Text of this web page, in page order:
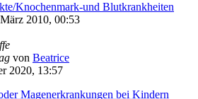
Knochenmark-und Blutkrankheiten
2010, 00:53
von Beatrice
2020, 13:57
Magenerkrankungen bei Kindern